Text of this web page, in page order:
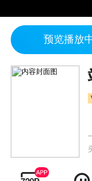
预览播放